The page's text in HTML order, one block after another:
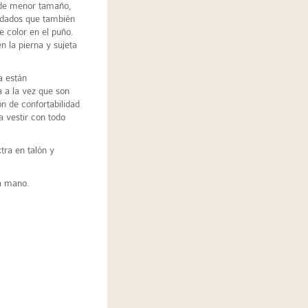
menor tamaño,
que también
color en el puño.
la pierna y sujeta
están
a la vez que son
de confortabilidad
vestir con todo
en talón y
mano.